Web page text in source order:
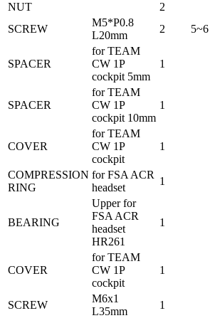
NUT
2
SCREW
M5*P0.8
L20mm
2 5~6
SPACER
for TEAM
CW 1P
cockpit 5mm
1
SPACER
for TEAM
CW 1P
cockpit 10mm
1
COVER
for TEAM
CW 1P
cockpit
1
COMPRESSION
RING
for FSA ACR
headset
1
BEARING
Upper for
FSA ACR
headset
HR261
1
COVER
for TEAM
CW 1P
cockpit
1
SCREW
M6x1
L35mm
1